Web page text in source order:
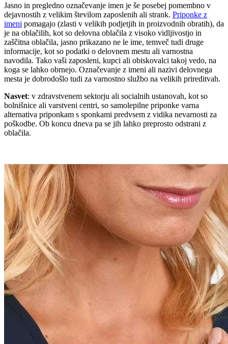
Jasno in pregledno označevanje imen je še posebej pomembno v
dejavnostih z velikim številom zaposlenih ali strank. Priponke z
imeni pomagajo (zlasti v velikih podjetjih in proizvodnih obratih), da
je na oblačilih, kot so delovna oblačila z visoko vidljivostjo in
zaščitna oblačila, jasno prikazano ne le ime, temveč tudi druge
informacije, kot so podatki o delovnem mestu ali varnostna
navodila. Tako vaši zaposleni, kupci ali obiskovalci takoj vedo, na
koga se lahko obrnejo. Označevanje z imeni ali nazivi delovnega
mesta je dobrodošlo tudi za varnostno službo na velikih prireditvah.
Nasvet: v zdravstvenem sektorju ali socialnih ustanovah, kot so
bolnišnice ali varstveni centri, so samolepilne priponke varna
alternativa priponkam s sponkami predvsem z vidika nevarnosti za
poškodbe. Ob koncu dneva pa se jih lahko preprosto odstrani z
oblačila.